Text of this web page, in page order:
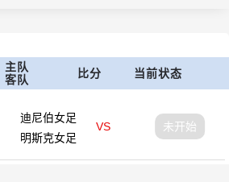
主队 比分
客队 当前状态
迪尼伯女足
VS
明斯克女足
未开始